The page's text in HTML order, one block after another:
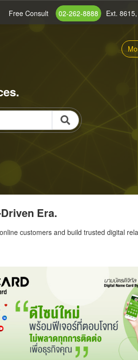
Free Consult 02-262-8888 Ext.
Era.
customers and build trusted digital